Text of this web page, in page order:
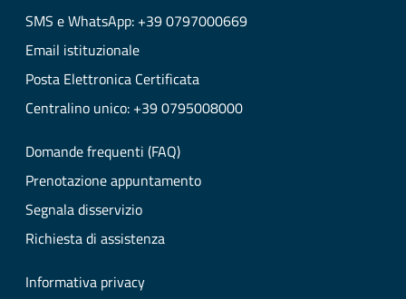
SMS e WhatsApp: +39 0797000669
Email istituzionale
Posta Elettronica Certificata
Centralino unico: +39 0795008000
Domande frequenti (FAQ)
Prenotazione appuntamento
Segnala disservizio
Richiesta di assistenza
Informativa privacy